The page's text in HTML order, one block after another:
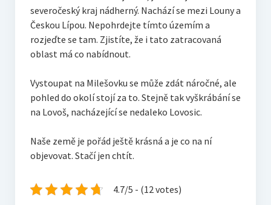
severočeský kraj nádherný. Nachází se mezi Louny a
Českou Lípou. Nepohrdejte tímto územím a
rozjeďte se tam. Zjistíte, že i tato zatracovaná
oblast má co nabídnout.
Vystoupat na Milešovku se může zdát náročné, ale
pohled do okolí stojí za to. Stejně tak vyškrábání se
na Lovoš, nacházející se nedaleko Lovosic.
Naše země je pořád ještě krásná a je co na ní
objevovat. Stačí jen chtít.
4.7/5 - (12 votes)